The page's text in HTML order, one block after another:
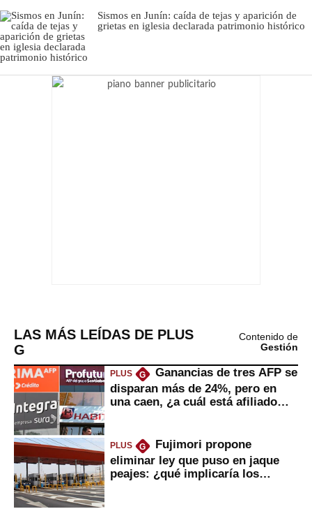
Sismos en Junín: caída de tejas y aparición de
grietas en iglesia declarada patrimonio histórico
LAS MÁS LEÍDAS DE PLUS
G
Contenido de
Gestión
PLUS G
Ganancias de tres AFP se
disparan más de 24%, pero en
una caen, ¿a cuál está afiliado
PLUS G
Fujimori propone
eliminar ley que puso en jaque
peajes: ¿qué implicaría los